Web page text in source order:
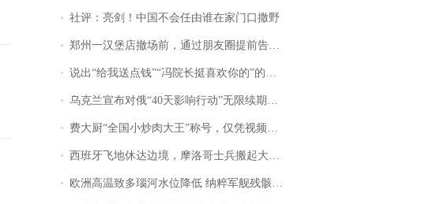
社评：亮剑！中国不会任由谁在家门口撒野
郑州一汉堡店撤场前，通过朋友圈提前告知逐一退费，有顾客仅剩1元也全被退回，分文不少；顾客：言而有信，让人感动
说出“给我送点钱”“冯院长挺喜欢你的”的执行局局长被停职，被骚扰的当事人还有问题待解决
乌克兰宣布对俄“40天影响行动”无限续期，7月两国对轰数据均创纪录
费大厨“全国小炒肉大王”称号，仅凭视频评出？中国烹饪协会回应
西班牙飞地休达边境，摩洛哥士兵搬起大石块投向移民引争议，此前一天内数万人从摩洛哥涌入西班牙
欧洲高温致多瑙河水位降低 纳粹军舰残骸重见天日